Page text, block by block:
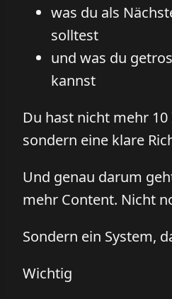
was du als
solltest
und was du
kannst
Du hast nicht mehr
sondern eine klare
Und genau darum
mehr Content. Nicht
Sondern ein System,
Wichtig